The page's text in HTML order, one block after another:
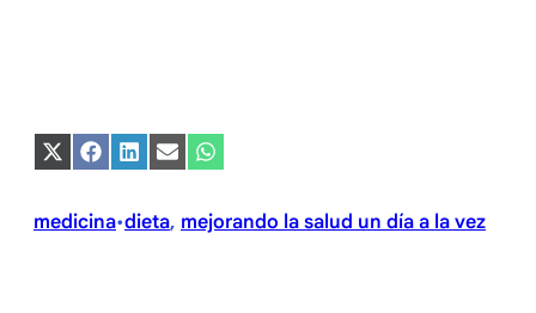
Compartir
en
(Twitter)
Compartir
en
Compartir
en
Compartir
en
Compartir
en
medicina•dieta, mejorando la salud un día a la vez